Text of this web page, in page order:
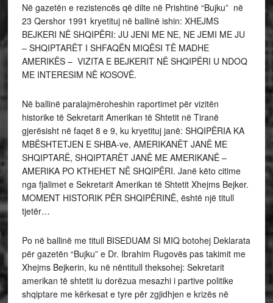
Në gazetën e rezistencës që dilte në Prishtinë “Bujku” në
23 Qershor 1991 kryetituj në ballinë ishin: XHEJMS
BEJKERI NË SHQIPËRI: JU JENI ME NE, NE JEMI ME JU
– SHQIPTARËT I SHFAQËN MIQËSI TË MADHE
AMERIKËS – VIZITA E BEJKERIT NË SHQIPËRI U NDOQ
ME INTERESIM NË KOSOVË.
Në ballinë paralajmëroheshin raportimet për vizitën
historike të Sekretarit Amerikan të Shtetit në Tiranë
gjerësisht në faqet 8 e 9, ku kryetituj janë: SHQIPËRIA KA
MBËSHTETJEN E SHBA-ve, AMERIKANËT JANË ME
SHQIPTARË, SHQIPTARËT JANË ME AMERIKANË –
AMERIKA PO KTHEHET NË SHQIPËRI. Janë këto citime
nga fjalimet e Sekretarit Amerikan të Shtetit Xhejms Bejker.
MOMENT HISTORIK PËR SHQIPËRINË, është një titull
tjetër…
Po në ballinë me titull BISEDUAM SI MIQ botohej Deklarata
për gazetën “Bujku” e Dr. Ibrahim Rugovës pas takimit me
Xhejms Bejkerin, ku në nëntitull theksohej: Sekretarit
amerikan të shtetit iu dorëzua mesazhi i partive politike
shqiptare me kërkesat e tyre për zgjidhjen e krizës në